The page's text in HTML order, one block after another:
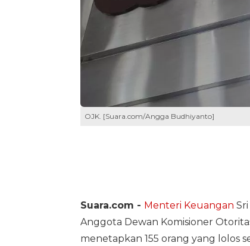
OJK. [Suara.com/Angga Budhiyanto]
Suara.com - Menteri Keuangan
Anggota Dewan Komisioner
menetapkan 155 orang yang lolos